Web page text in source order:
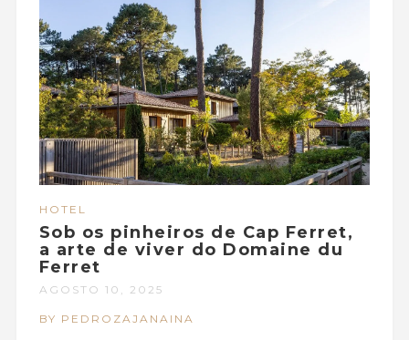
HOTEL
Sob os pinheiros de Cap Ferret,
a arte de viver do Domaine du
Ferret
AGOSTO 10, 2025
BY PEDROZAJANAINA